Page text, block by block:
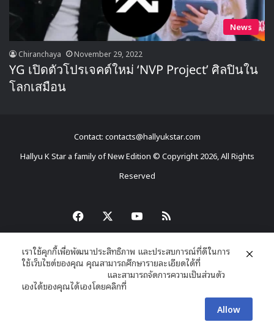
News
Chiranchaya November 29, 2022
YG เปิดตัวโปรเจคต์ใหม่ ‘NVP Project’ ศิลปินใน
โลกเสมือน
Contact: contacts@hallyukstar.com
Hallyu K Star a family of New Edition © Copyright 2026, All Rights
Reserved
Facebook YouTube
RSS
เราใช้คุกกี้เพื่อพัฒนาประสิทธิภาพ และประสบการณ์ที่ดีในการ
ใช้เว็บไซต์ของคุณ คุณสามารถศึกษารายละเอียดได้ที่
และสามารถจัดการความเป็นส่วนตัว
เองได้ของคุณได้เองโดยคลิกที่
Allow